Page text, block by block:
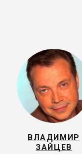
ВЛАДИМИР
ЗАЙЦЕВ